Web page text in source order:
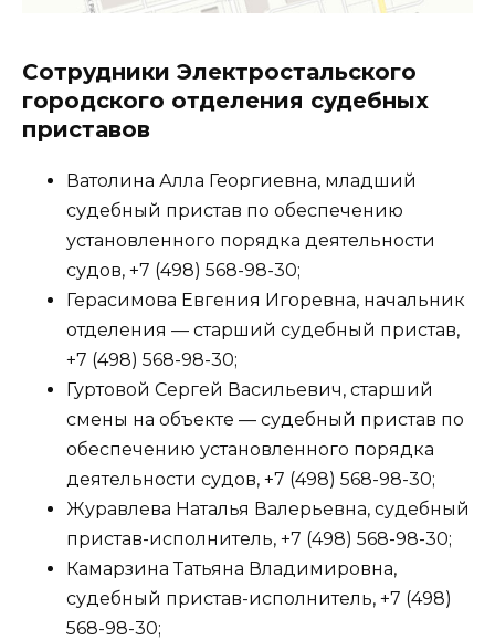
Сотрудники Электростальского
городского отделения судебных
приставов
Ватолина Алла Георгиевна, младший
судебный пристав по обеспечению
установленного порядка деятельности
судов, +7 (498) 568-98-30;
Герасимова Евгения Игоревна, начальник
отделения — старший судебный пристав,
+7 (498) 568-98-30;
Гуртовой Сергей Васильевич, старший
смены на объекте — судебный пристав по
обеспечению установленного порядка
деятельности судов, +7 (498) 568-98-30;
Журавлева Наталья Валерьевна, судебный
пристав-исполнитель, +7 (498) 568-98-30;
Камарзина Татьяна Владимировна,
судебный пристав-исполнитель, +7 (498)
568-98-30;